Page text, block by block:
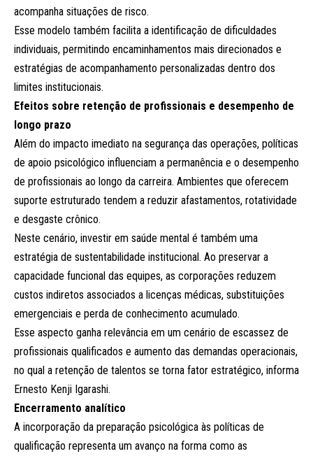
acompanha situações de risco.
Esse modelo também facilita a identificação de dificuldades
individuais, permitindo encaminhamentos mais direcionados e
estratégias de acompanhamento personalizadas dentro dos
limites institucionais.
Efeitos sobre retenção de profissionais e desempenho de
longo prazo
Além do impacto imediato na segurança das operações, políticas
de apoio psicológico influenciam a permanência e o desempenho
de profissionais ao longo da carreira. Ambientes que oferecem
suporte estruturado tendem a reduzir afastamentos, rotatividade
e desgaste crônico.
Neste cenário, investir em saúde mental é também uma
estratégia de sustentabilidade institucional. Ao preservar a
capacidade funcional das equipes, as corporações reduzem
custos indiretos associados a licenças médicas, substituições
emergenciais e perda de conhecimento acumulado.
Esse aspecto ganha relevância em um cenário de escassez de
profissionais qualificados e aumento das demandas operacionais,
no qual a retenção de talentos se torna fator estratégico, informa
Ernesto Kenji Igarashi.
Encerramento analítico
A incorporação da preparação psicológica às políticas de
qualificação representa um avanço na forma como as